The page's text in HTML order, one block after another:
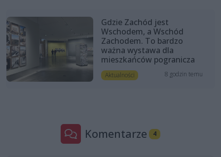
Gdzie Zachód jest
Wschodem, a Wschód
Zachodem. To bardzo
ważna wystawa dla
mieszkańców pogranicza
Aktualności 8 godzin temu
Komentarze 4